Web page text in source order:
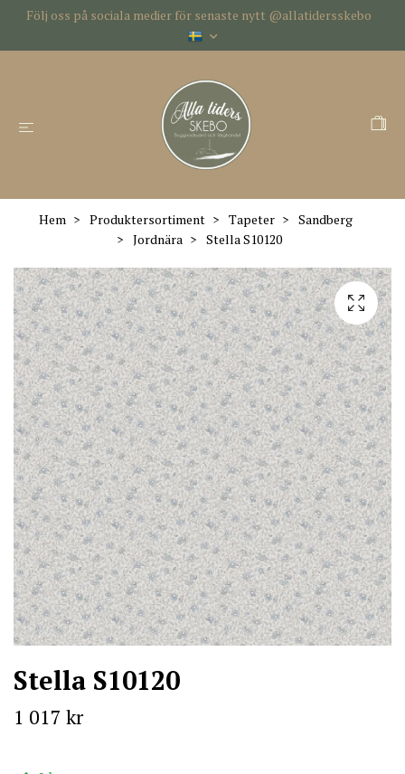
Följ oss på sociala medier för senaste nytt @allatidersskebo
Hem Produktersortiment Tapeter
Sandberg
Jordnära
Stella S10120
Stella S10120
1 017 kr